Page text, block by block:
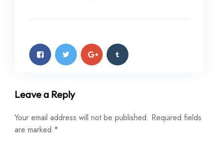
Leave a Reply
Your email address will not be published. Required fields
are marked *